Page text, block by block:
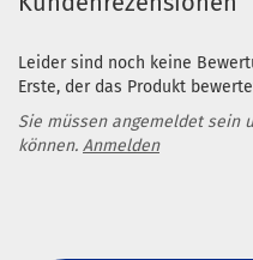
Leider sind noch keine
Erste, der das Produkt
Sie müssen angemeldet sein
können. Anmelden